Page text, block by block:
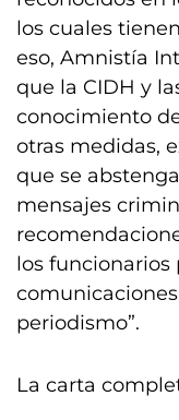
los cuales
eso, Amnistía
que la CIDH y
conocimiento
otras medidas,
que se
mensajes
los funcionarios
periodismo”.
La carta